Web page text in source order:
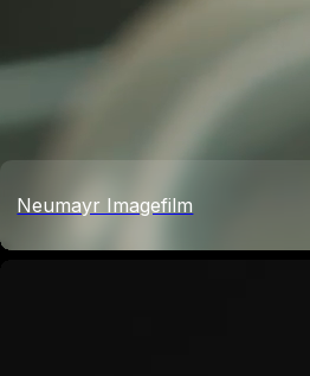
Neumayr Imagefilm